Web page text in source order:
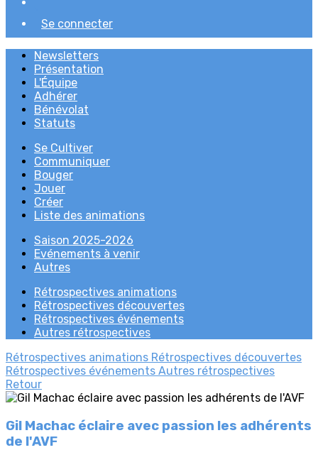
Se connecter
Newsletters
Présentation
L'Équipe
Adhérer
Bénévolat
Statuts
Se Cultiver
Communiquer
Bouger
Jouer
Créer
Liste des animations
Saison 2025-2026
Evénements à venir
Autres
Rétrospectives animations
Rétrospectives découvertes
Rétrospectives événements
Autres rétrospectives
Rétrospectives animations Rétrospectives découvertes
Rétrospectives événements Autres rétrospectives
Retour
Gil Machac éclaire avec passion les adhérents
de l'AVF